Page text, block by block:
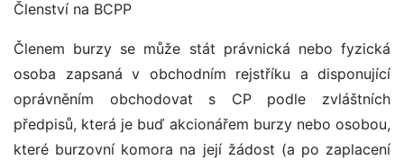
Členství na BCPP
Členem burzy se může stát právnická nebo fyzická
osoba zapsaná v obchodním rejstříku a disponující
oprávněním obchodovat s CP podle zvláštních
předpisů, která je buď akcionářem burzy nebo osobou,
které burzovní komora na její žádost (a po zaplacení